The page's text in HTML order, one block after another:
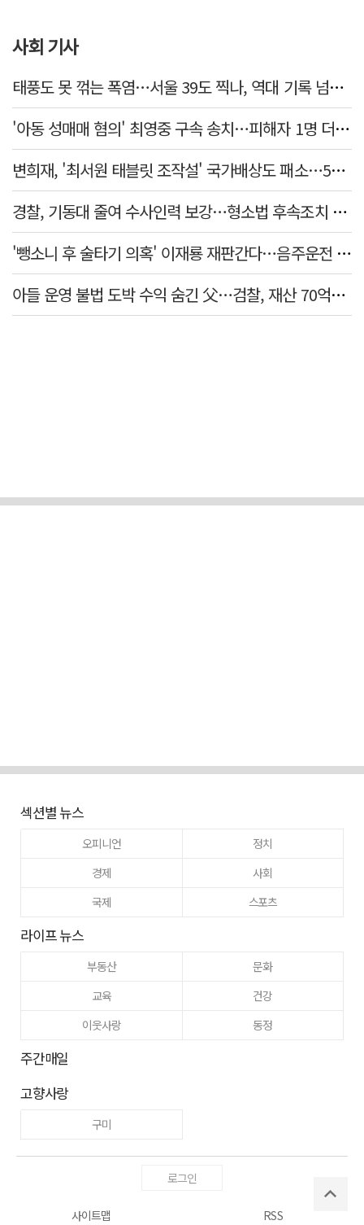
사회 기사
태풍도 못 꺾는 폭염…서울 39도 찍나, 역대 기록 넘본다
'아동 성매매 혐의' 최영중 구속 송치…피해자 1명 더 있었다
변희재, '최서원 태블릿 조작설' 국가배상도 패소…5천만원 청구 기각
경찰, 기동대 줄여 수사인력 보강…형소법 후속조치 본격화
'뺑소니 후 술타기 의혹' 이재룡 재판간다…음주운전 혐의 제외
아들 운영 불법 도박 수익 숨긴 父…검찰, 재산 70억원 몰수
섹션별 뉴스
오피니언
정치
경제
사회
국제
스포츠
라이프 뉴스
부동산
문화
교육
건강
이웃사랑
동정
주간매일
고향사랑
구미
로그인
사이트맵 RSS